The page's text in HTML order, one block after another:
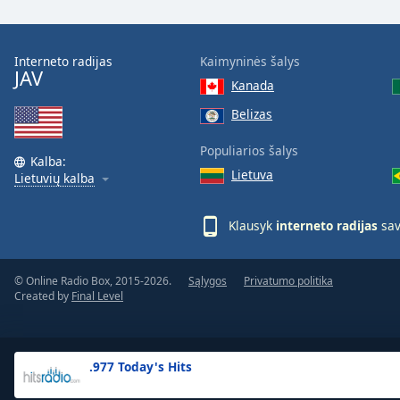
Text
Opacity
Background
.977 Today's Hits
Interneto radijas
JAV
Kalba:
Lietuvių kalba
Kaimyninės šalys
Kanada
Belizas
Populiarios šalys
Lietuva
Klausyk interneto radijas
© Online Radio Box, 2015-2026.
Created by Final Level
Sąlygos Privatumo politika